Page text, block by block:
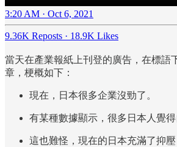
3:20 AM · Oct 6, 2021
9.36K Reposts · 18.9K Likes
當天在產業報紙上刊登的廣告，在標語
章，梗概如下：
現在，日本很多企業沒勁了。
有某種數據顯示，很多日本人覺得
這也難怪，現在的日本充滿了抑